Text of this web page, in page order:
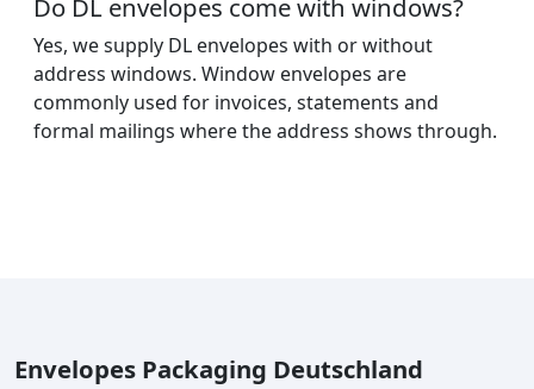
Do DL envelopes come with windows?
Yes, we supply DL envelopes with or without
address windows. Window envelopes are
commonly used for invoices, statements and
formal mailings where the address shows through.
Envelopes Packaging Deutschland